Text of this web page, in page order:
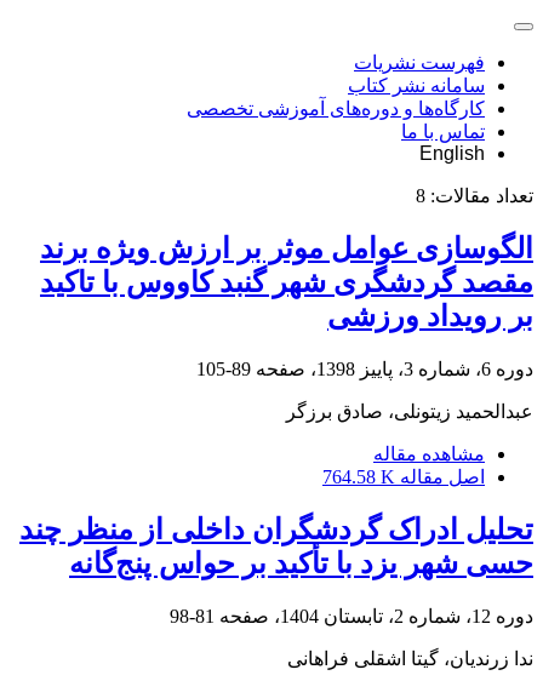
فهرست نشریات
سامانه نشر کتاب
کارگاه‌ها و دوره‌های آموزشی تخصصی
تماس با ما
English
تعداد مقالات: 8
الگوسازی عوامل موثر بر ارزش ویژه برند
مقصد گردشگری شهر گنبد کاووس با تاکید
بر رویداد ورزشی
دوره 6، شماره 3، پاییز 1398، صفحه 89-105
عبدالحمید زیتونلی، صادق برزگر
مشاهده مقاله
اصل مقاله 764.58 K
تحلیل ادراک گردشگران داخلی از منظر چند
حسی شهر یزد با تأکید بر حواس پنج‌گانه
دوره 12، شماره 2، تابستان 1404، صفحه 81-98
ندا زرندیان، گیتا اشقلی فراهانی